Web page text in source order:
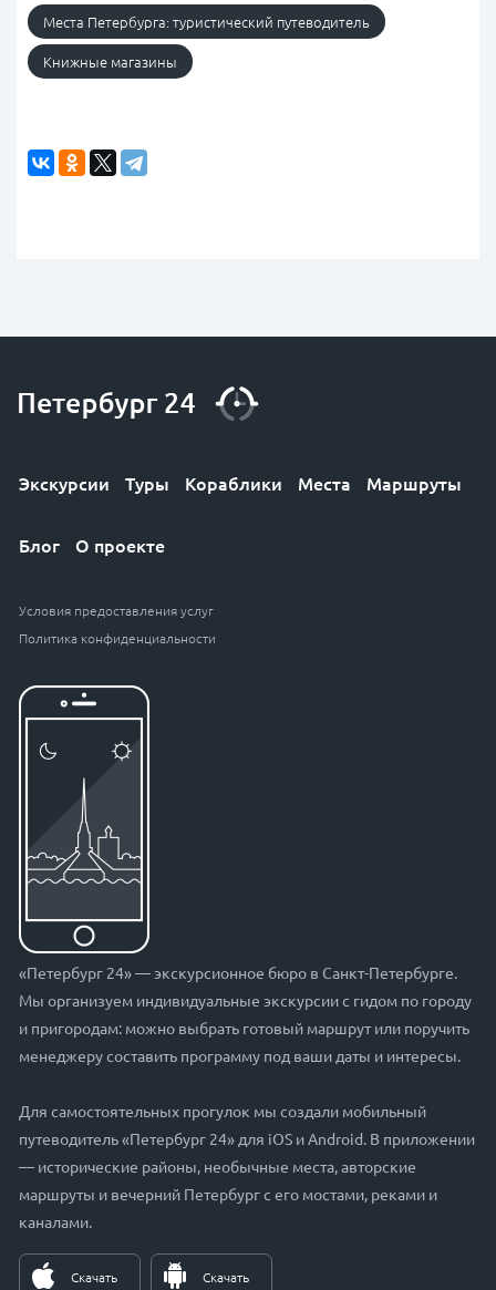
Места Петербурга: туристический путеводитель
Книжные магазины
Экскурсии Туры Кораблики Места Маршруты
Блог О проекте
Условия предоставления услуг
Политика конфиденциальности
«Петербург 24» — экскурсионное бюро в Санкт-Петербурге.
Мы организуем индивидуальные экскурсии с гидом по городу
и пригородам: можно выбрать готовый маршрут или поручить
менеджеру составить программу под ваши даты и интересы.
Для самостоятельных прогулок мы создали мобильный
путеводитель «Петербург 24» для iOS и Android. В приложении
— исторические районы, необычные места, авторские
маршруты и вечерний Петербург с его мостами, реками и
каналами.
Скачать Скачать